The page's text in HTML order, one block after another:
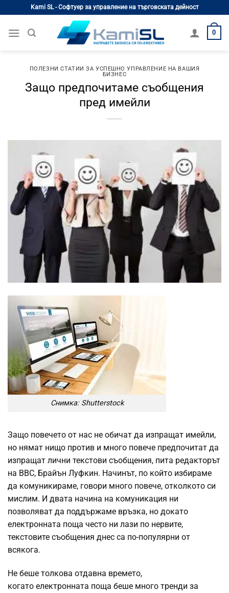
content
Kami SL - Софтуер за управление на търговската дейност
0
ПОЛЕЗНИ СТАТИИ ЗА УСПЕШНО УПРАВЛЕНИЕ НА ВАШИЯ
БИЗНЕС
Защо предпочитаме съобщения
пред имейли
Снимка: Shutterstock
Защо повечето от нас не обичат да изпращат имейли,
но нямат нищо против и много повече предпочитат да
изпращат лични текстови съобщения, пита редакторът
на ВВС, Брайън Луфкин. Начинът, по който избираме
да комуникираме, говори много повече, отколкото си
мислим. И двата начина на комуникация ни
позволяват да поддържаме връзка, но докато
електронната поща често ни лази по нервите,
текстовите съобщения днес са по-популярни от
всякога.
Не беше толкова отдавна времето,
когато електронната поща беше много тренди за